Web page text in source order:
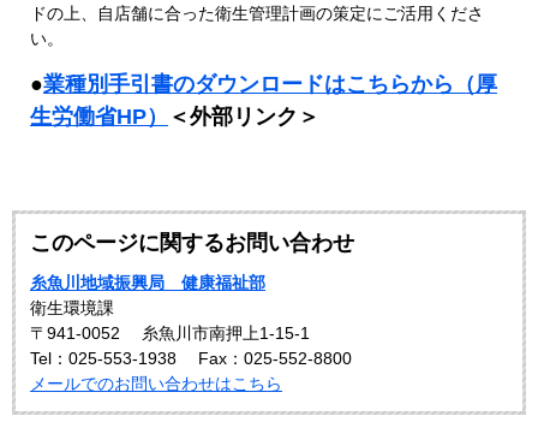
ドの上、自店舗に合った衛生管理計画の策定にご活用くださ
い。
●業種別手引書のダウンロードはこちらから（厚
生労働省HP）
＜外部リンク＞
このページに関するお問い合わせ
糸魚川地域振興局 健康福祉部
衛生環境課
〒941-0052
糸魚川市南押上1-15-1
Tel：025-553-1938
Fax：025-552-8800
メールでのお問い合わせはこちら